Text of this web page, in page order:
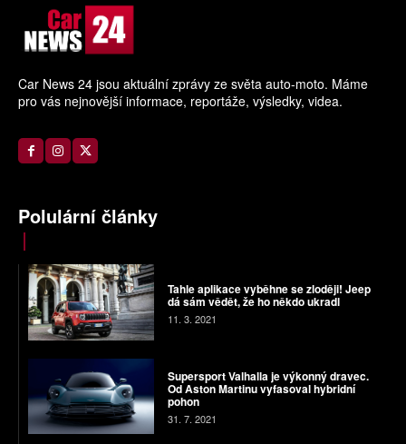
Car News 24 jsou aktuální zprávy ze světa auto-moto. Máme
pro vás nejnovější informace, reportáže, výsledky, videa.
Polulární články
Tahle aplikace vyběhne se zloději! Jeep
dá sám vědět, že ho někdo ukradl
11. 3. 2021
Supersport Valhalla je výkonný dravec.
Od Aston Martinu vyfasoval hybridní
pohon
31. 7. 2021